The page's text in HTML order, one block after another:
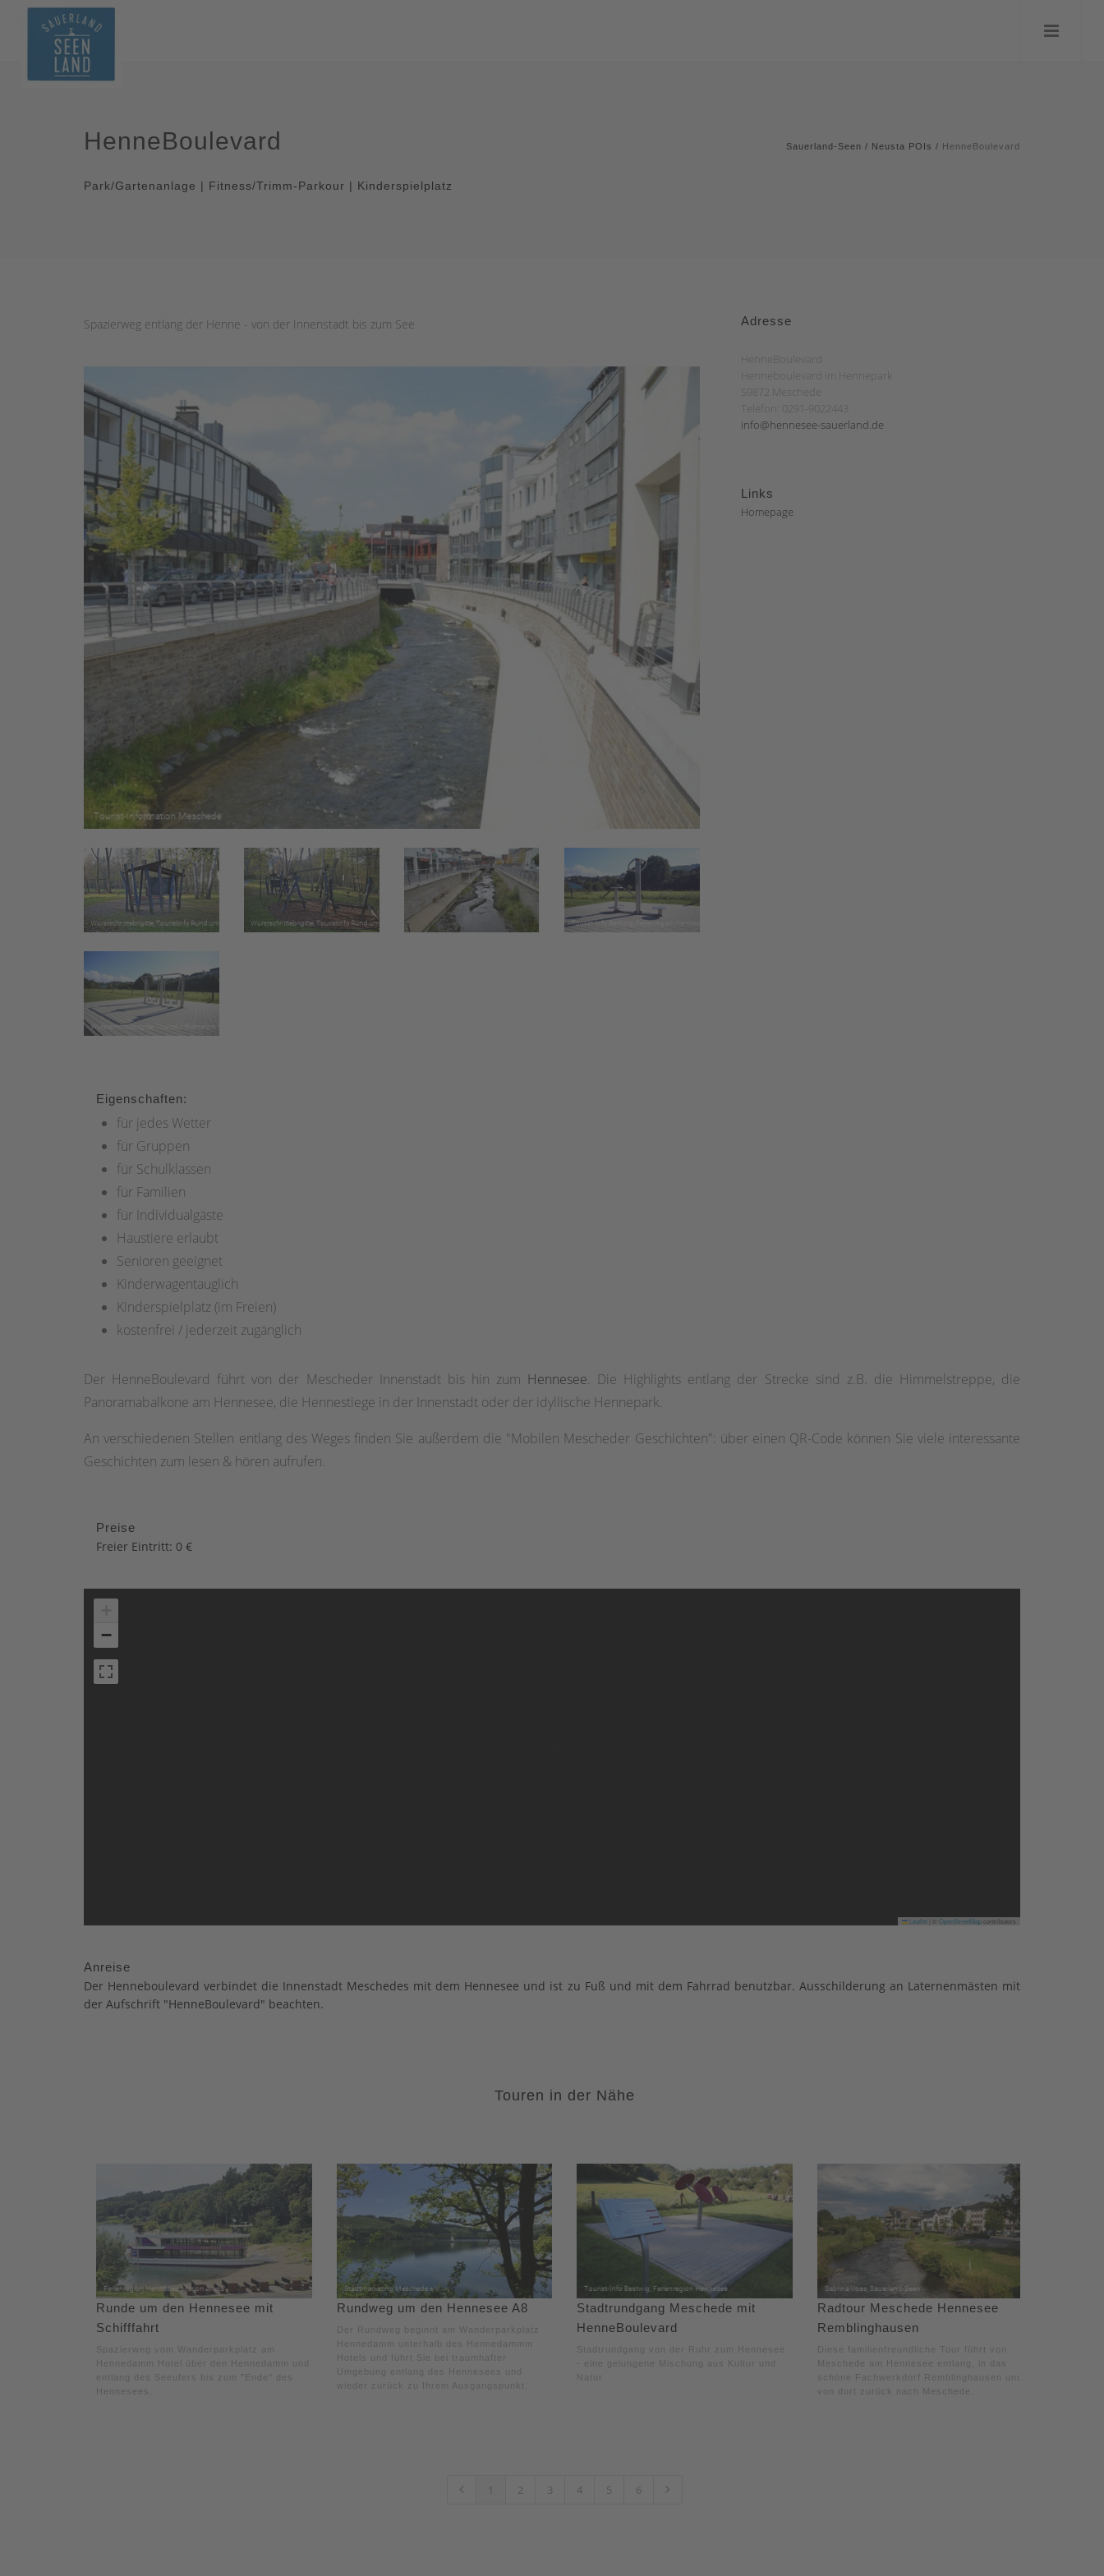
HenneBoulevard
Park/Gartenanlage | Fitness/Trimm-Parkour | Kinderspielplatz
Sauerland-Seen / Neusta POIs / HenneBoulevard
Spazierweg entlang der Henne - von der Innenstadt bis zum See Adresse
HenneBoulevard
Henneboulevard im Hennepark
59872 Meschede
Telefon: 0291-9022443
info@hennesee-sauerland.de
Links
Homepage
Eigenschaften:
für jedes Wetter
für Gruppen
für Schulklassen
für Familien
für Individualgäste
Haustiere erlaubt
Senioren geeignet
Kinderwagentauglich
Kinderspielplatz (im Freien)
kostenfrei / jederzeit zugänglich
Der HenneBoulevard führt von der Mescheder Innenstadt bis hin zum Hennesee. Die Highlights entlang der Strecke sind z.B. die Himmelstreppe, die
Panoramabalkone am Hennesee, die Hennestiege in der Innenstadt oder der idyllische Hennepark.
An verschiedenen Stellen entlang des Weges finden Sie außerdem die "Mobilen Mescheder Geschichten": über einen QR-Code können Sie viele interessante
Geschichten zum lesen & hören aufrufen.
Preise
Freier Eintritt: 0 €
−
Leaflet OpenStreetMapcontributors
Anreise
Der Henneboulevard verbindet die Innenstadt Meschedes mit dem Hennesee und ist zu Fuß und mit dem Fahrrad benutzbar. Ausschilderung an Laternenmästen mit
der Aufschrift "HenneBoulevard" beachten.
Touren in der Nähe
Runde um den Hennesee mit
Schifffahrt
Spazierweg vom Wanderparkplatz am
Hennedamm Hotel über den Hennedamm und
entlang des Seeufers bis zum "Ende" des
Hennesees.
Rundweg um den Hennesee A8
Der Rundweg beginnt am Wanderparkplatz
Hennedamm unterhalb des Hennedammm
Hotels und führt Sie bei traumhafter
Umgebung entlang des Hennesees und
wieder zurück zu Ihrem Ausgangspunkt.
Stadtrundgang Meschede mit
HenneBoulevard
Stadtrundgang von der Ruhr zum Hennesee
- eine gelungene Mischung aus Kultur und
Natur
Radtour Meschede Hennesee
Remblinghausen
Diese familienfreundliche Tour führt von
Meschede am Hennesee entlang, in das
schöne Fachwerkdorf Remblinghausen und
von dort zurück nach Meschede.
1 2 3 4 5 6